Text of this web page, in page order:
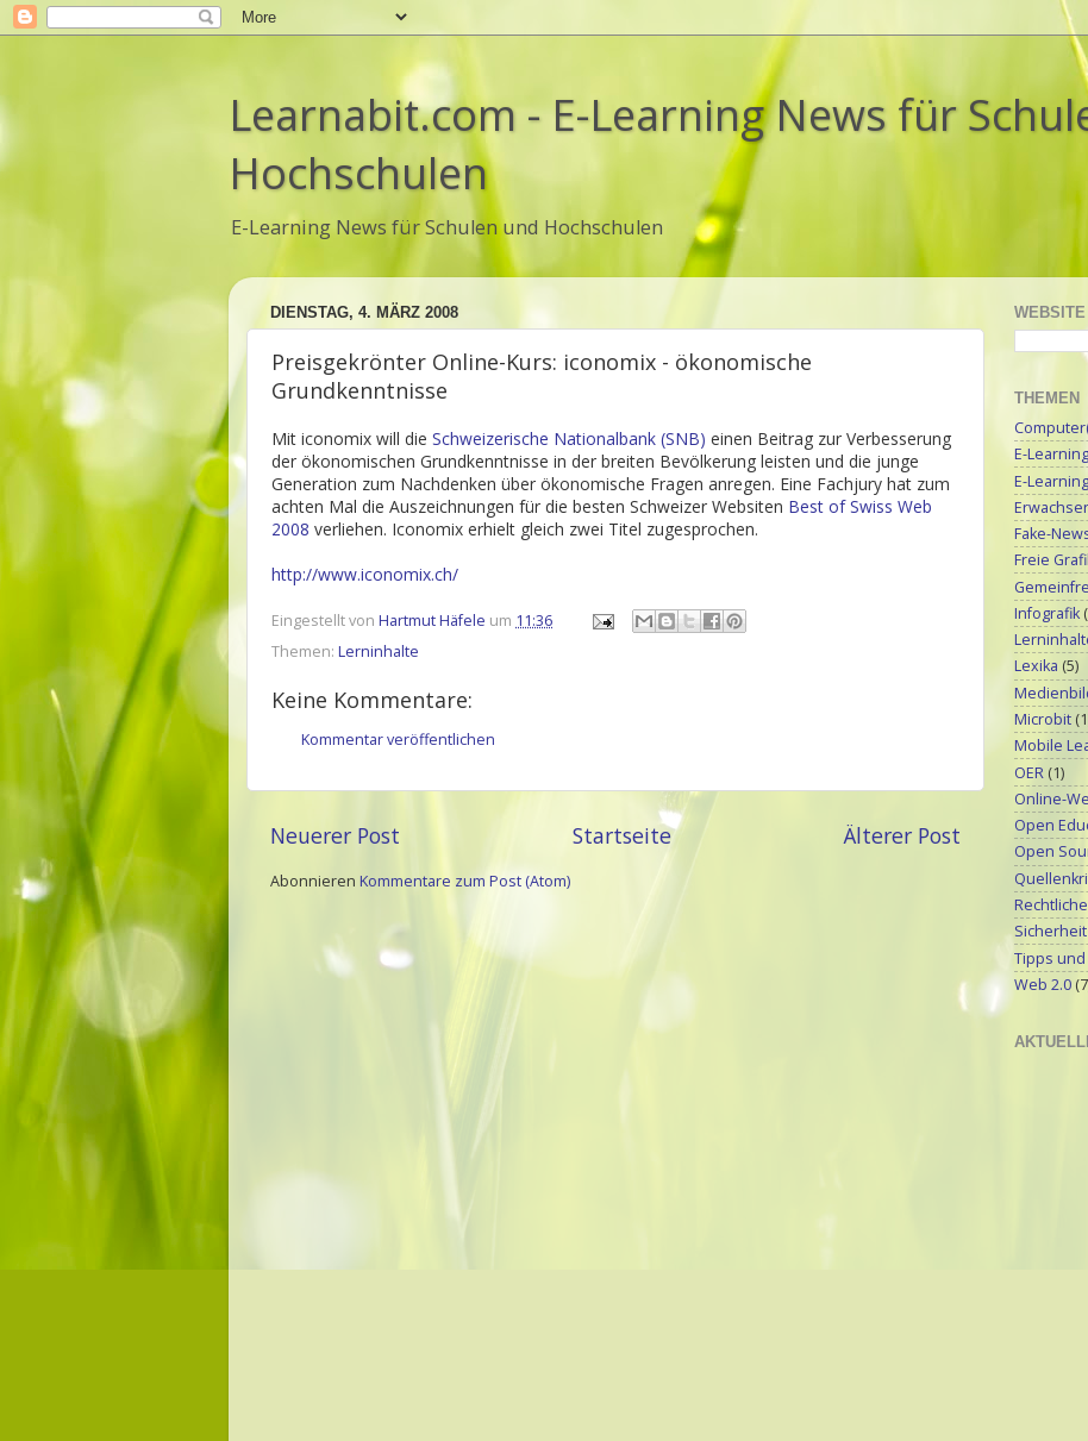
Learnabit.com - E-Learning News für
Hochschulen
E-Learning News für Schulen und Hochschulen
DIENSTAG, 4. MÄRZ 2008
Preisgekrönter Online-Kurs: iconomix - ökonomische
Grundkenntnisse
Mit iconomix will die Schweizerische Nationalbank (SNB) einen Beitrag zur Verbesserung
der ökonomischen Grundkenntnisse in der breiten Bevölkerung leisten und die junge
Generation zum Nachdenken über ökonomische Fragen anregen. Eine Fachjury hat zum
achten Mal die Auszeichnungen für die besten Schweizer Websiten Best of Swiss Web
2008 verliehen. Iconomix erhielt gleich zwei Titel zugesprochen.
http://www.iconomix.ch/
Eingestellt von Hartmut Häfele um 11:36
Themen: Lerninhalte
Keine Kommentare:
Kommentar veröffentlichen
Neuerer Post Älterer Post
Startseite
Abonnieren Kommentare zum Post (Atom)
WEBSITE
THEMEN
E-
E-
Fake-
Freie
Infografik
Lexika (5)
Microbit
Mobile
OER (1)
Online-
Open
Open
Sicherheit
Tipps und
Web 2.0